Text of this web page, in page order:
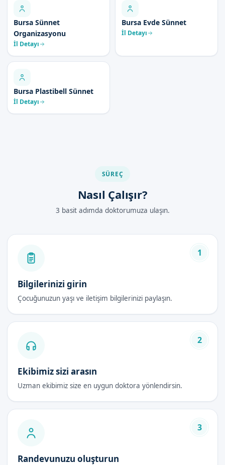
Bursa Sünnet
Organizasyonu
İl Detayı
Bursa Evde Sünnet
İl Detayı
Bursa Plastibell Sünnet
İl Detayı
SÜREÇ
Nasıl Çalışır?
3 basit adımda doktorumuza ulaşın.
1
Bilgilerinizi girin
Çocuğunuzun yaşı ve iletişim bilgilerinizi paylaşın.
2
Ekibimiz sizi arasın
Uzman ekibimiz size en uygun doktora yönlendirsin.
3
Randevunuzu oluşturun